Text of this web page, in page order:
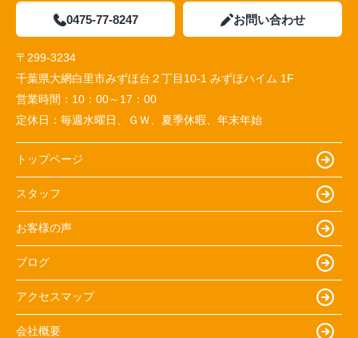
0475-77-8247 お問い合わせ
〒299-3234
千葉県大網白里市みずほ台２丁目10-1 みずほハイム 1F
営業時間： 10：00～17：00
定休日： 毎週水曜日、ＧＷ、夏季休暇、年末年始
トップページ
スタッフ
お客様の声
ブログ
アクセスマップ
会社概要